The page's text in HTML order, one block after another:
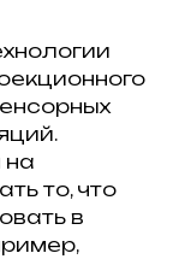
на
то, что
в